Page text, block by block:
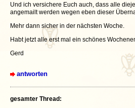
Und ich versichere Euch auch, dass alle
angemailt werden wegen eben dieser
Mehr dann sicher in der nächsten Woche.
Habt jetzt alle erst mal ein schönes
Gerd
antworten
gesamter Thread: